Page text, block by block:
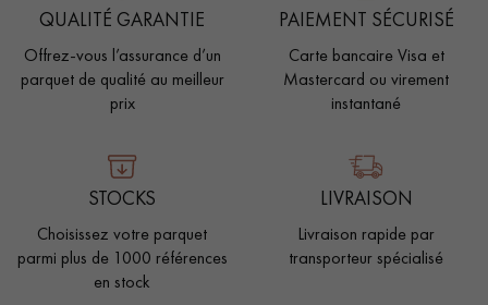
QUALITÉ GARANTIE
Offrez-vous l’assurance d’un
parquet de qualité au meilleur
prix
PAIEMENT SÉCURISÉ
Carte bancaire Visa et
Mastercard ou virement
instantané
STOCKS
Choisissez votre parquet
parmi plus de 1000 références
en stock
LIVRAISON
Livraison rapide par
transporteur spécialisé